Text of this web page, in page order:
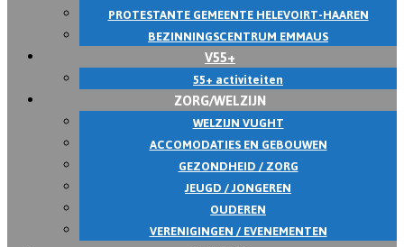
PROTESTANTE GEMEENTE HELEVOIRT-HAAREN
BEZINNINGSCENTRUM EMMAUS
V55+
55+ activiteiten
ZORG/WELZIJN
WELZIJN VUGHT
ACCOMODATIES EN GEBOUWEN
GEZONDHEID / ZORG
JEUGD / JONGEREN
OUDEREN
VERENIGINGEN / EVENEMENTEN